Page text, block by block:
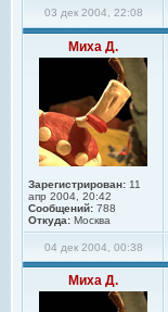
03 дек 2004, 22:08
Миха Д.
Зарегистрирован: 11
апр 2004, 20:42
Сообщений: 788
Откуда: Москва
04 дек 2004, 00:38
Миха Д.